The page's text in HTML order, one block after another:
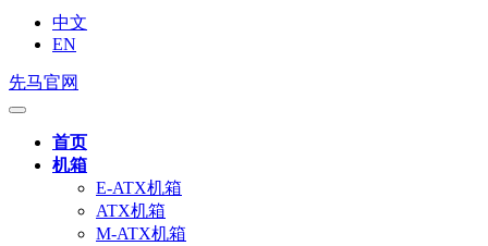
中文
EN
先马官网
首页
机箱
E-ATX机箱
ATX机箱
M-ATX机箱